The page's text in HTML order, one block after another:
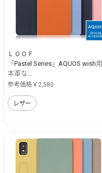
ＬＯＯＦ
「Pastel Series」AQUOS wish用
本革な...
参考価格￥2,580
レザー